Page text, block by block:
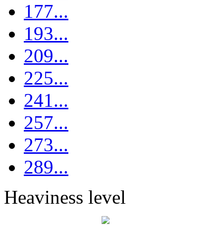
177...
193...
209...
225...
241...
257...
273...
289...
Heaviness level